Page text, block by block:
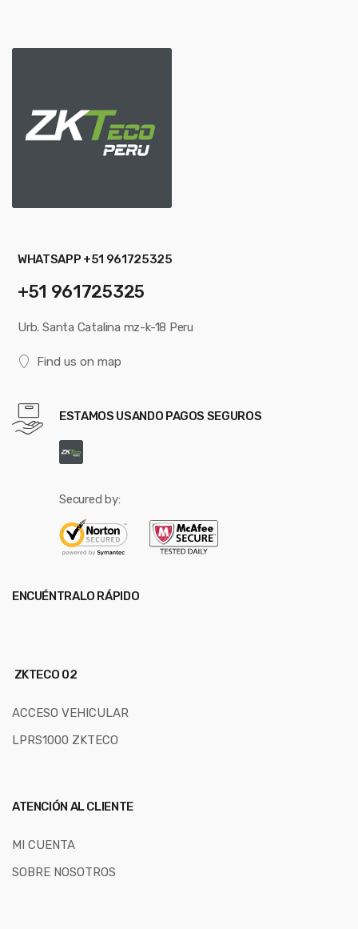
WHATSAPP +51 961725325
+51 961725325
Urb. Santa Catalina mz-k-18 Peru
Find us on map
ESTAMOS USANDO PAGOS SEGUROS
Secured by:
ENCUÉNTRALO RÁPIDO
ZKTECO 02
ACCESO VEHICULAR
LPRS1000 ZKTECO
ATENCIÓN AL CLIENTE
MI CUENTA
SOBRE NOSOTROS